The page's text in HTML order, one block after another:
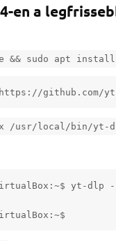
en a
&& sudo apt
github.com/
/usr/local/bin/yt-
yt-dlp